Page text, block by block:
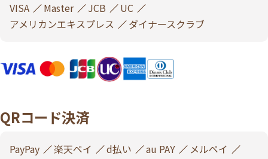
VISA Master JCB
UC
アメリカンエキスプレス
ダイナースクラブ
QRコード決済
PayPay 楽天ペイ d払い au PAY
メルペイ